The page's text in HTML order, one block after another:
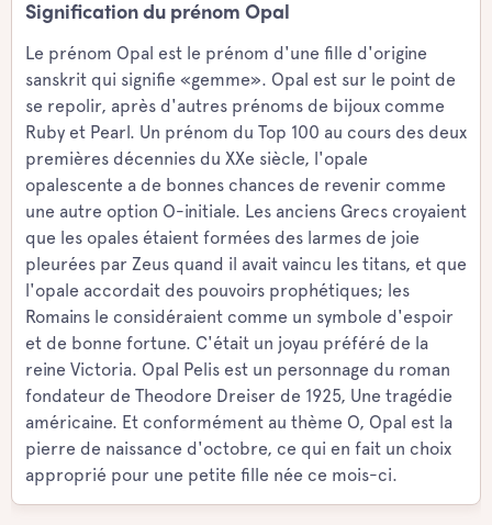
Signification du prénom Opal
Le prénom Opal est le prénom d'une fille d'origine
sanskrit qui signifie «gemme». Opal est sur le point de
se repolir, après d'autres prénoms de bijoux comme
Ruby et Pearl. Un prénom du Top 100 au cours des deux
premières décennies du XXe siècle, l'opale
opalescente a de bonnes chances de revenir comme
une autre option O-initiale. Les anciens Grecs croyaient
que les opales étaient formées des larmes de joie
pleurées par Zeus quand il avait vaincu les titans, et que
l'opale accordait des pouvoirs prophétiques; les
Romains le considéraient comme un symbole d'espoir
et de bonne fortune. C'était un joyau préféré de la
reine Victoria. Opal Pelis est un personnage du roman
fondateur de Theodore Dreiser de 1925, Une tragédie
américaine. Et conformément au thème O, Opal est la
pierre de naissance d'octobre, ce qui en fait un choix
approprié pour une petite fille née ce mois-ci.